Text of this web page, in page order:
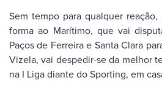
Sem tempo para qualquer
forma ao Marítimo, que vai
Paços de Ferreira e Santa Clara
Vizela, vai despedir-se da melhor
na I Liga diante do Sporting, em